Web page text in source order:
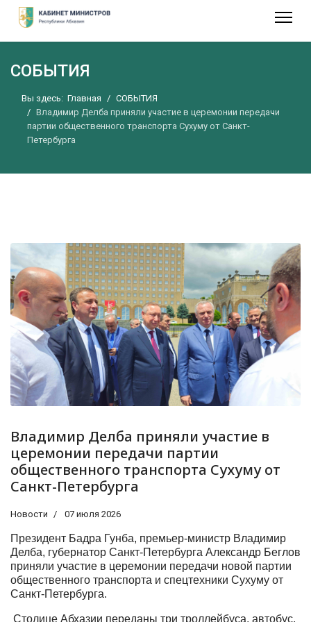
СОБЫТИЯ
Вы здесь: Главная
СОБЫТИЯ
Владимир Делба приняли участие в церемонии передачи
партии общественного транспорта Сухуму от Санкт-
Петербурга
Владимир Делба приняли участие в
церемонии передачи партии
общественного транспорта Сухуму от
Санкт-Петербурга
Новости 07 июля 2026
Президент Бадра Гунба, премьер-министр Владимир
Делба, губернатор Санкт-Петербурга Александр Беглов
приняли участие в церемонии передачи новой партии
общественного транспорта и спецтехники Сухуму от
Санкт-Петербурга.
Столице Абхазии переданы три троллейбуса, автобус,